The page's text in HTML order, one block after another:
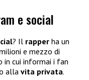
e social
? Il rapper ha un
e mezzo di
cui informai i fan
allavita privata.